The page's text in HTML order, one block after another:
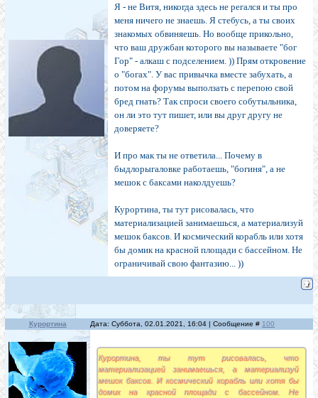
Я - не Витя, никогда здесь не регался и ты про
меня ничего не знаешь. Я стебусь, а ты своих
знакомых обвиняешь. Но вообще прикольно,
что ваш дружбан которого вы называете "бог
Гор" - алкаш с подселением. )) Прям откровение
о "богах". У вас привычка вместе забухать, а
потом на форумы выползать с перепою свой
бред гнать? Так спроси своего собутыльника,
он ли это тут пишет, или вы друг другу не
доверяете?
И про мак ты не ответила... Почему в
быдлорыгаловке работаешь, "богиня", а не
мешок с баксами наколдуешь?
Курортина, ты тут рисовалась, что
материализацией занимаешься, а материализуй
мешок баксов. И космический корабль или хотя
бы домик на красной площади с бассейном. Не
ограничивай свою фантазию... ))
Курортина Дата: Суббота, 02.01.2021, 16:04 | Сообщение # 100
Курортина, ты тут рисовалась, что
материализацией занимаешься, а материализуй
мешок баксов. И космический корабль или хотя бы
домик на красной площади с бассейном. Не